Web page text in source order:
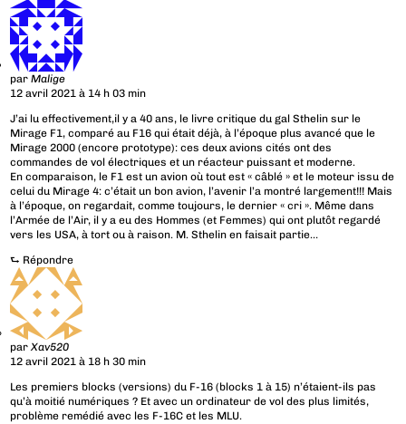
parMalige
12 avril 2021 à 14 h 03 min
J’ai lu effectivement,il y a 40 ans, le livre critique du gal Sthelin sur le
Mirage F1, comparé au F16 qui était déjà, à l’époque plus avancé que le
Mirage 2000 (encore prototype): ces deux avions cités ont des
commandes de vol électriques et un réacteur puissant et moderne.
En comparaison, le F1 est un avion où tout est « câblé » et le moteur issu de
celui du Mirage 4: c’était un bon avion, l’avenir l’a montré largement!!! Mais
à l’époque, on regardait, comme toujours, le dernier « cri ». Même dans
l’Armée de l’Air, il y a eu des Hommes (et Femmes) qui ont plutôt regardé
vers les USA, à tort ou à raison. M. Sthelin en faisait partie…
⮑ Répondre
parXav520
12 avril 2021 à 18 h 30 min
Les premiers blocks (versions) du F-16 (blocks 1 à 15) n’étaient-ils pas
qu’à moitié numériques ? Et avec un ordinateur de vol des plus limités,
problème remédié avec les F-16C et les MLU.